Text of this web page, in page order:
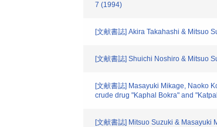
7 (1994)
[文献書誌] Akira Takahashi & Mitsuo
[文献書誌] Shuichi Noshiro & Mitsuo
[文献書誌] Masayuki Mikage, Naoko
crude drug "Kaphal Bokra" and
[文献書誌] Mitsuo Suzuki &